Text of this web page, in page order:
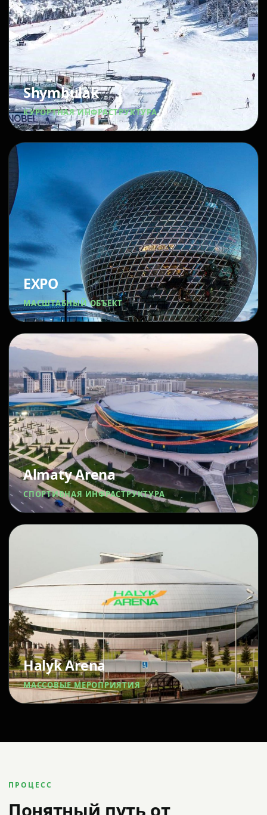
Shymbulak
КУРОРТНАЯ ИНФРАСТРУКТУРА
EXPO
МАСШТАБНЫЙ ОБЪЕКТ
Almaty Arena
СПОРТИВНАЯ ИНФРАСТРУКТУРА
Halyk Arena
МАССОВЫЕ МЕРОПРИЯТИЯ
ПРОЦЕСС
Понятный путь от